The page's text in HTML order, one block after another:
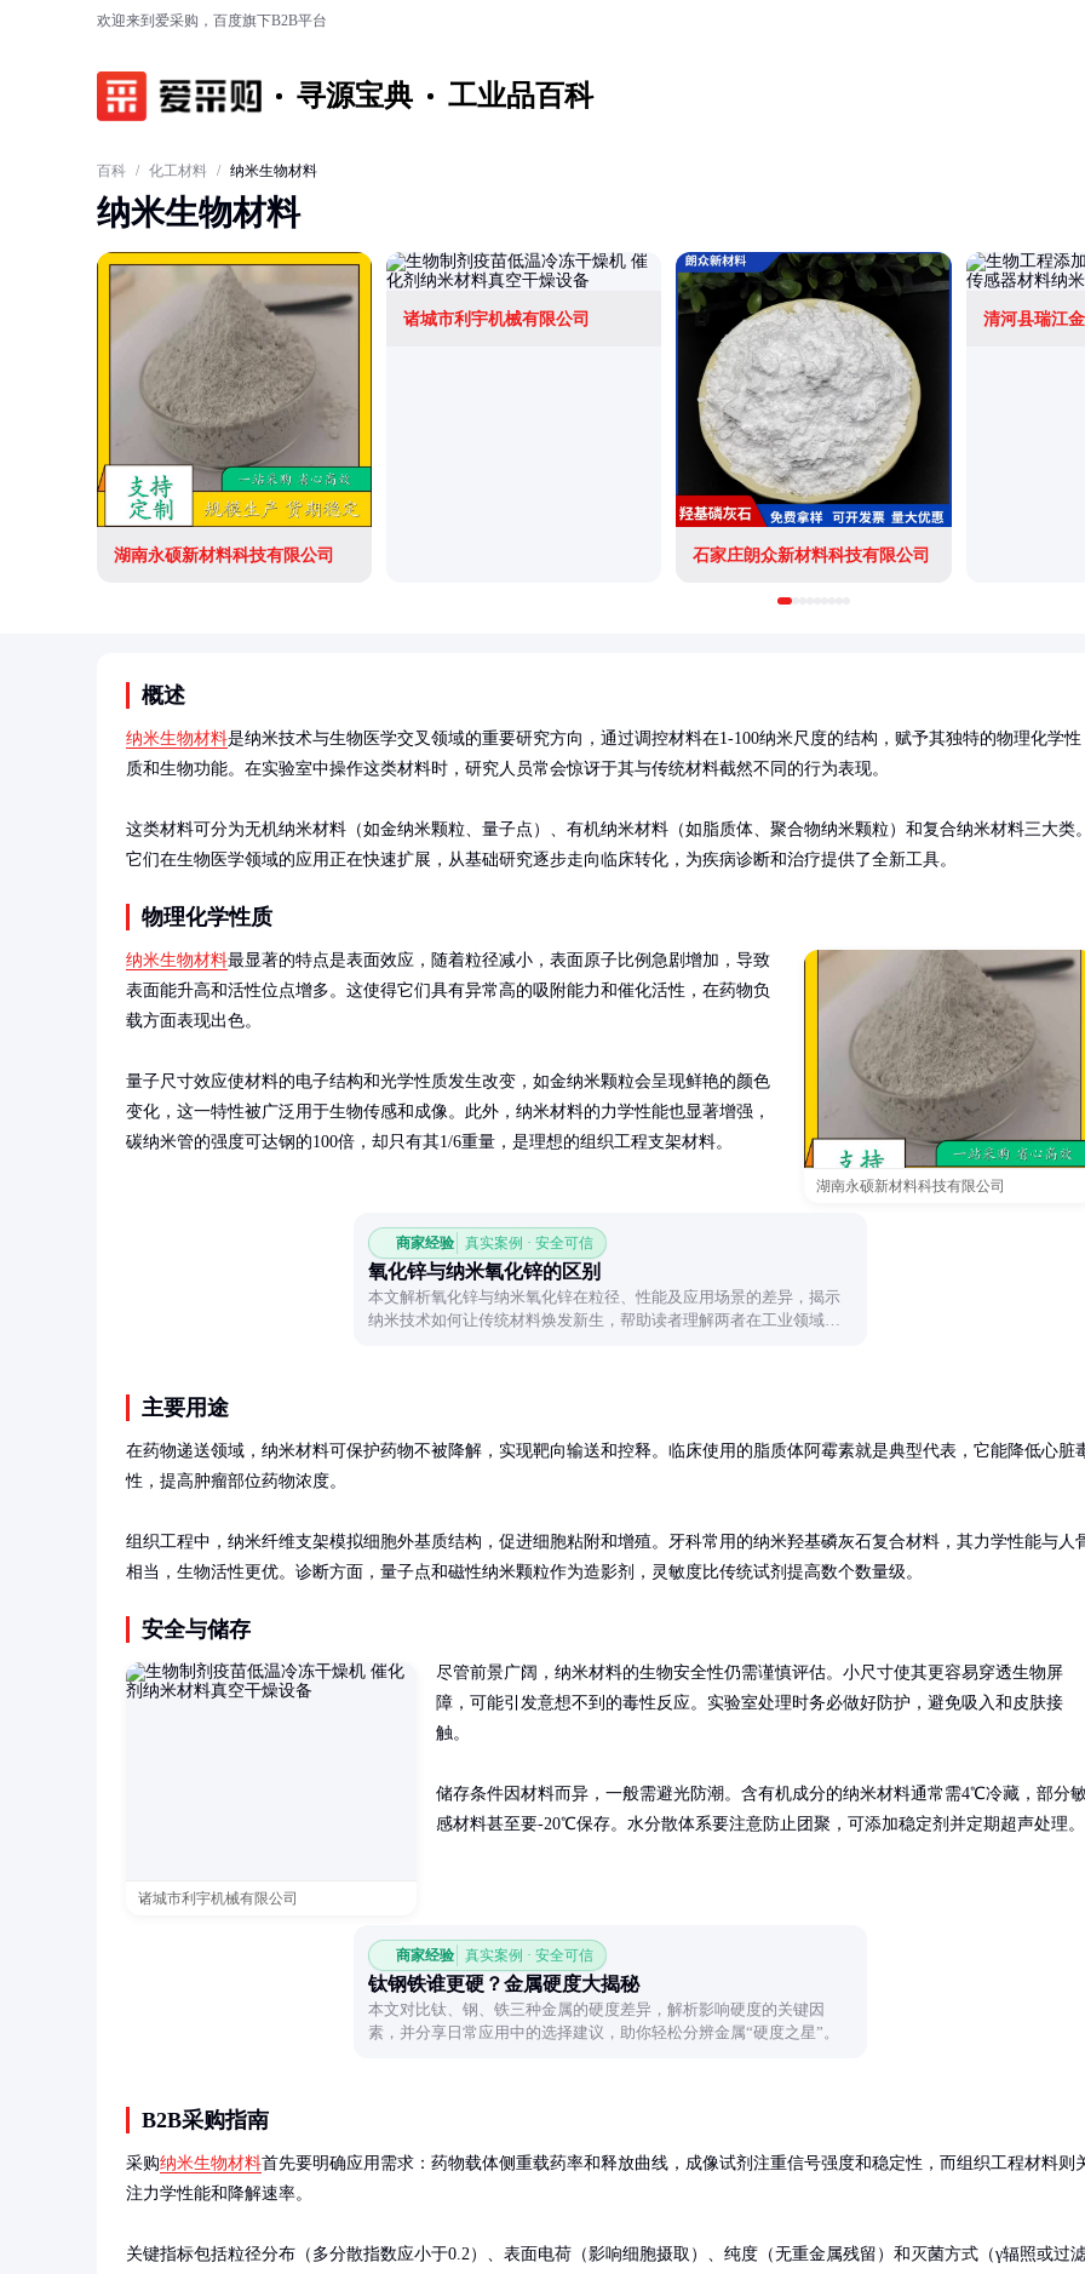
欢迎来到爱采购，百度旗下B2B平台
寻源宝典 工业品百科
百科 / 化工材料 / 纳米生物材料
纳米生物材料
湖南永硕新材料科技有限公司
诸城市利宇机械有限公司
石家庄朗众新材料科技有限公司
清河县瑞江
概述
纳米生物材料是纳米技术与生物医学交叉领域的重要研究方向，通过调控材料在1-100纳米尺度的结构，赋予其独特的物理化学性
质和生物功能。在实验室中操作这类材料时，研究人员常会惊讶于其与传统材料截然不同的行为表现。
这类材料可分为无机纳米材料（如金纳米颗粒、量子点）、有机纳米材料（如脂质体、聚合物纳米颗粒）和复合纳米材料三大类
它们在生物医学领域的应用正在快速扩展，从基础研究逐步走向临床转化，为疾病诊断和治疗提供了全新工具。
物理化学性质
湖南永硕新材料科技有限公司
纳米生物材料最显著的特点是表面效应，随着粒径减小，表面原子比例急剧增加，导致
表面能升高和活性位点增多。这使得它们具有异常高的吸附能力和催化活性，在药物负
载方面表现出色。
量子尺寸效应使材料的电子结构和光学性质发生改变，如金纳米颗粒会呈现鲜艳的颜色
变化，这一特性被广泛用于生物传感和成像。此外，纳米材料的力学性能也显著增强，
碳纳米管的强度可达钢的100倍，却只有其1/6重量，是理想的组织工程支架材料。
商家经验 真实案例 · 安全可信
氧化锌与纳米氧化锌的区别
本文解析氧化锌与纳米氧化锌在粒径、性能及应用场景的差异，揭示
纳米技术如何让传统材料焕发新生，帮助读者理解两者在工业领域的
主要用途
在药物递送领域，纳米材料可保护药物不被降解，实现靶向输送和控释。临床使用的脂质体阿霉素就是典型代表，它能降低心脏
性，提高肿瘤部位药物浓度。
组织工程中，纳米纤维支架模拟细胞外基质结构，促进细胞粘附和增殖。牙科常用的纳米羟基磷灰石复合材料，其力学性能与人
相当，生物活性更优。诊断方面，量子点和磁性纳米颗粒作为造影剂，灵敏度比传统试剂提高数个数量级。
安全与储存
诸城市利宇机械有限公司
尽管前景广阔，纳米材料的生物安全性仍需谨慎评估。小尺寸使其更容易穿透生物屏
障，可能引发意想不到的毒性反应。实验室处理时务必做好防护，避免吸入和皮肤接
触。
储存条件因材料而异，一般需避光防潮。含有机成分的纳米材料通常需4℃冷藏，部分
感材料甚至要-20℃保存。水分散体系要注意防止团聚，可添加稳定剂并定期超声处理。
商家经验 真实案例 · 安全可信
钛钢铁谁更硬？金属硬度大揭秘
本文对比钛、钢、铁三种金属的硬度差异，解析影响硬度的关键因
素，并分享日常应用中的选择建议，助你轻松分辨金属“硬度之星”。
B2B采购指南
采购纳米生物材料首先要明确应用需求：药物载体侧重载药率和释放曲线，成像试剂注重信号强度和稳定性，而组织工程材料则
注力学性能和降解速率。
关键指标包括粒径分布（多分散指数应小于0.2）、表面电荷（影响细胞摄取）、纯度（无重金属残留）和灭菌方式（γ辐照或过